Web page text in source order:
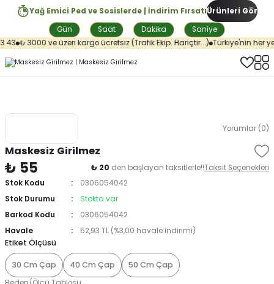
Yağ Emici Ped ve Sosislerde | İndirim Fırsatı
Gün
Saat Dakika Saniye
Ürünleri Gör
43 ₺ 3000 ve üzeri kargo ücretsiz (Trafik Ekip. Hariçtir...) Türkiye'nin her
Yorumlar (0)
Maskesiz Girilmez
₺ 55 ₺ 20 den başlayan taksitlerle!!Taksit Seçenekleri
Stok Kodu
0306054042
Stok Durumu
Stokta var
Barkod Kodu
0306054042
Havale
52,93 TL (%3,00 havale indirimi)
Etiket Ölçüsü
30 Cm Çap 40 Cm Çap 50 Cm Çap